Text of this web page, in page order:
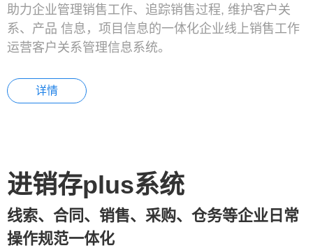
助力企业管理销售工作、追踪销售过程, 维护客户关
系、产品 信息，项目信息的一体化企业线上销售工作
运营客户关系管理信息系统。
详情
进销存plus系统
线索、合同、销售、采购、仓务等企业日常
操作规范一体化